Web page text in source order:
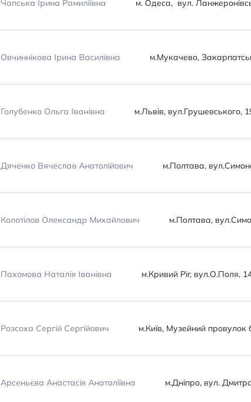
Чапська Ірина Рамиліївна м. Одеса, вул.
Овчиннікова Ірина Василівна м.Мукачево,
Голубенко Ольга Іванівна м.Львів, вул.Грушевського,
Дяченко Вячеслав Анатолійович м.Полтава,
Колотілов Олександр Михайлович м.Полтава,
Пахомова Наталія Іванівна м.Кривий Ріг, вул.О.Поля,
Розсоха Сергій Сергійович м.Київ, Музейний
Арсеньєва Анастасія Анатоліївна м.Дніпро, вул.